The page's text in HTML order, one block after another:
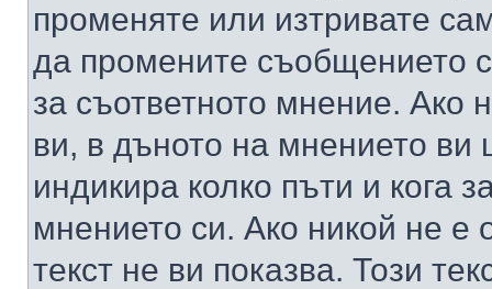
променяте или изтривате
да промените съобщението
за съответното мнение. Ако
ви, в дъното на мнението ви
индикира колко пъти и кога
мнението си. Ако никой не е
текст не ви показва. Този